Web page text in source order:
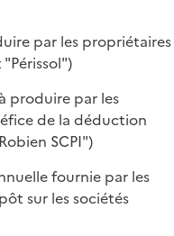
par les propriétaires
produire par les
de la déduction
SCPI")
fournie par les
sur les sociétés